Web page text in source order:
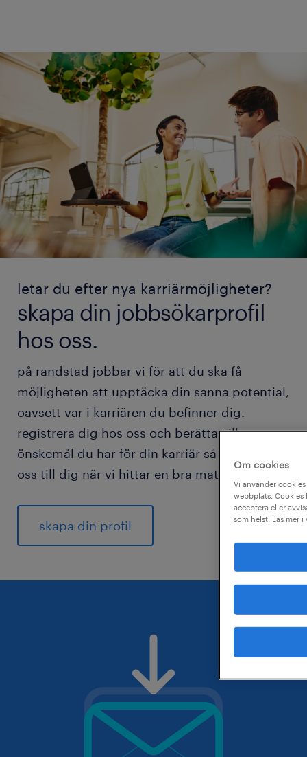
letar du efter nya karriärmöjligheter?
skapa din jobbsökarprofil
hos oss.
på randstad jobbar vi för att du ska få
möjligheten att upptäcka din sanna potential,
oavsett var i karriären du befinner dig.
registrera dig hos oss och berätta vilka
önskemål du har för din karriär så hör vi av
oss till dig när vi hittar en bra match för dig.
skapa din profil
Om cookies
Vi använder
webbplats. Cookies
acceptera eller
som helst. Läs mer i